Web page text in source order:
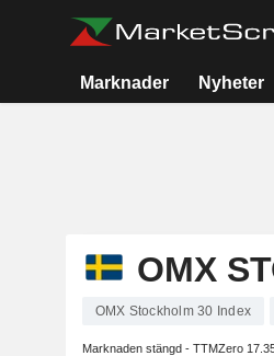
Marknader Nyheter
OMX
OMX Stockholm 30 Index
Marknaden stängd - TTMZero